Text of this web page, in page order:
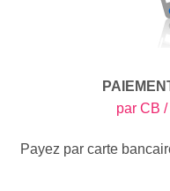
par CB
Payez par carte